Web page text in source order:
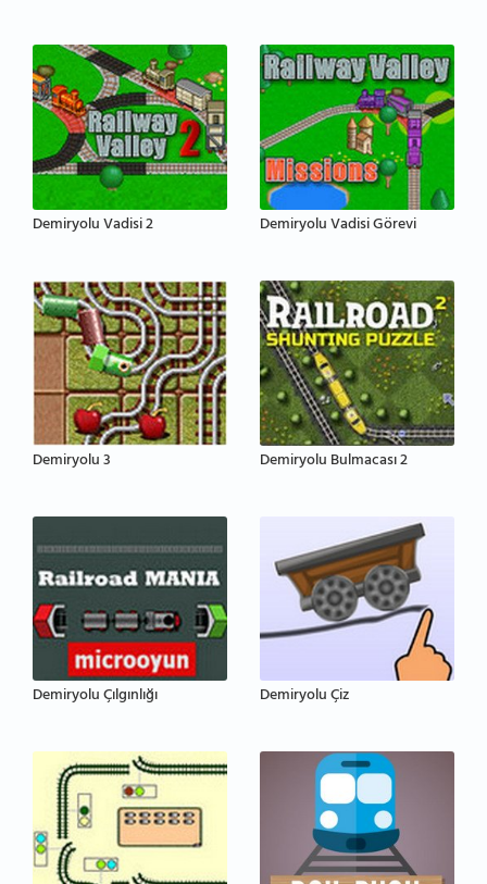
Demiryolu Vadisi 2 Demiryolu Vadisi Görevi
Demiryolu 3 Demiryolu Bulmacası 2
Demiryolu Çılgınlığı Demiryolu Çiz